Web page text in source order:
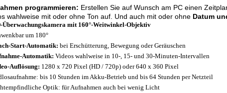
programmieren: Erstellen Sie auf Wunsch am PC einen
wahlweise mit oder ohne Ton auf. Und auch mit oder ohne Datum
Überwachungskamera mit 160°-Weitwinkel-Objektiv
um 180°
Start-Automatik: bei Erschütterung, Bewegung oder Geräuschen
Automatik: Videos wahlweise in 10-, 15- und 30-Minuten-Intervallen
Auflösung: 1280 x 720 Pixel (HD / 720p) oder 640 x 360 Pixel
bis 10 Stunden im Akku-Betrieb und bis 64 Stunden per Netzteil
Optik: für Aufnahmen auch bei wenig Licht